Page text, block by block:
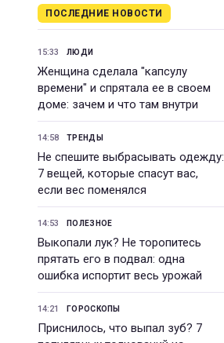
ПОСЛЕДНИЕ НОВОСТИ
15:33 ЛЮДИ
Женщина сделала "капсулу
времени" и спрятала ее в своем
доме: зачем и что там внутри
14:58 ТРЕНДЫ
Не спешите выбрасывать одежду:
7 вещей, которые спасут вас,
если вес поменялся
14:53 ПОЛЕЗНОЕ
Выкопали лук? Не торопитесь
прятать его в подвал: одна
ошибка испортит весь урожай
14:21 ГОРОСКОПЫ
Приснилось, что выпал зуб? 7